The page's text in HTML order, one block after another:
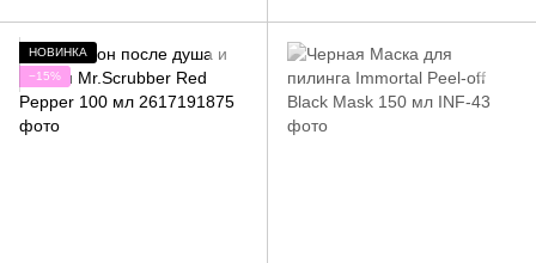
НОВИНКА
−15%